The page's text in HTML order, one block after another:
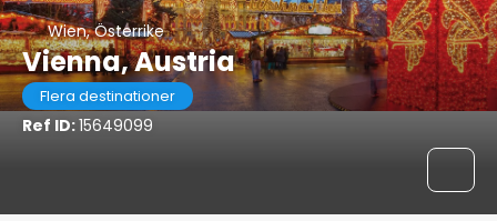
Wien, Österrike
Vienna, Austria
Flera destinationer
Ref ID:15649099